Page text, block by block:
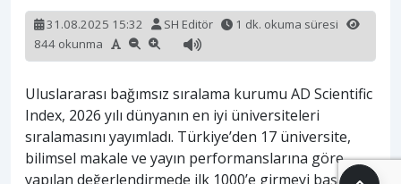
31.08.2025 15:32 SH Editör
1 dk. okuma süresi
844 okunma
Uluslararası bağımsız sıralama kurumu AD Scientific
Index, 2026 yılı dünyanın en iyi üniversiteleri
sıralamasını yayımladı. Türkiye’den 17 üniversite,
bilimsel makale ve yayın performanslarına göre
yapılan değerlendirmede ilk 1000’e girmeyi başardı.